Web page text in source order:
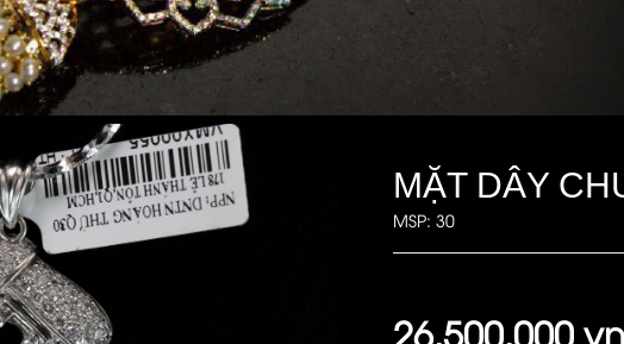
MẶT DÂY
MSP: 30
26.500.000